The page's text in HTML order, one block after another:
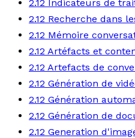
2.12 Indicateurs de
2.12 Recherche dans
2.12 Mémoire
2.12 Artéfacts et
2.12 Artefacts de
2.12 Génération de
2.12 Génération
2.12 Génération de
2.12 Generation